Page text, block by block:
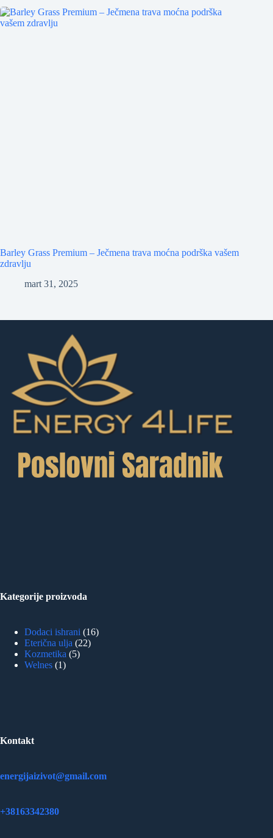
Barley Grass Premium – Ječmena trava moćna podrška vašem
zdravlju
mart 31, 2025
Kategorije proizvoda
Dodaci ishrani 1616
Eterična ulja 2222
Kozmetika 55
Welnes 11
Kontakt
energijaizivot@gmail.com
+38163342380